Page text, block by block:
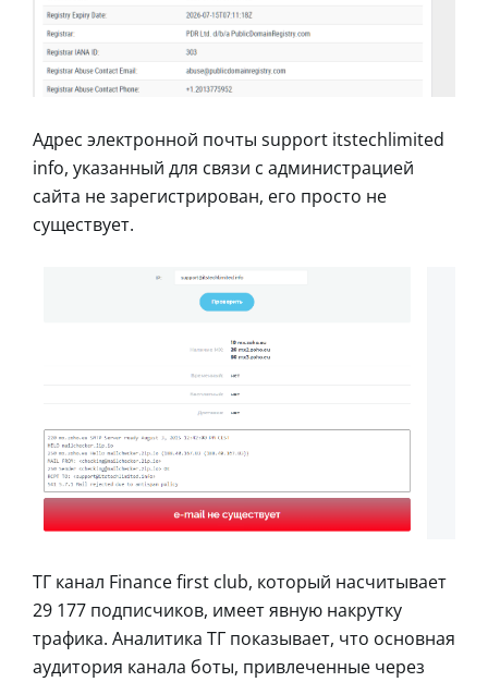
Адрес электронной почты support itstechlimited
info, указанный для связи с администрацией
сайта не зарегистрирован, его просто не
существует.
ТГ канал Finance first club, который насчитывает
29 177 подписчиков, имеет явную накрутку
трафика. Аналитика ТГ показывает, что основная
аудитория канала боты, привлеченные через